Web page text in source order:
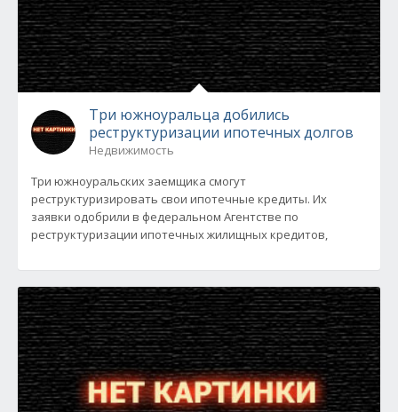
Три южноуральца добились
реструктуризации ипотечных долгов
Недвижимость
Три южноуральских заемщика смогут
реструктуризировать свои ипотечные кредиты. Их
заявки одобрили в федеральном Агентстве по
реструктуризации ипотечных жилищных кредитов,